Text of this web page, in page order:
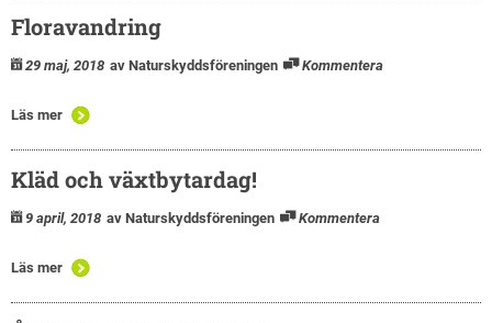
Floravandring
29 maj, 2018 av Naturskyddsföreningen Kommentera
Läs mer
Kläd och växtbytardag!
9 april, 2018 av Naturskyddsföreningen Kommentera
Läs mer